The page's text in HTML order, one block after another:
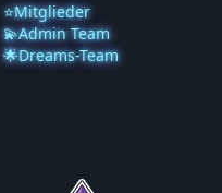
⭐Mitglieder
💫Admin Team
🌟Dreams-Team